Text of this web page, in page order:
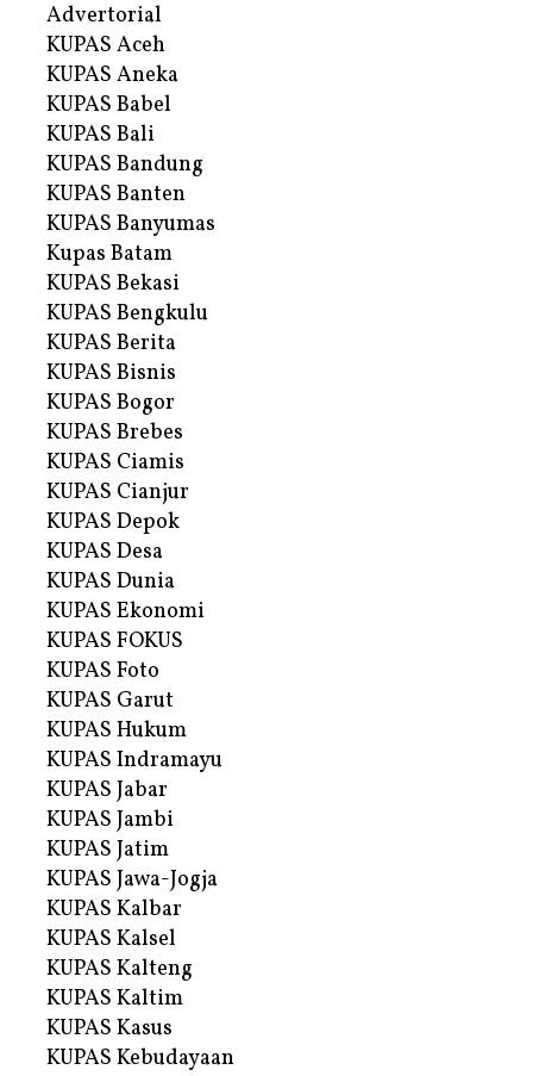
Advertorial
KUPAS Aceh
KUPAS Aneka
KUPAS Babel
KUPAS Bali
KUPAS Bandung
KUPAS Banten
KUPAS Banyumas
Kupas Batam
KUPAS Bekasi
KUPAS Bengkulu
KUPAS Berita
KUPAS Bisnis
KUPAS Bogor
KUPAS Brebes
KUPAS Ciamis
KUPAS Cianjur
KUPAS Depok
KUPAS Desa
KUPAS Dunia
KUPAS Ekonomi
KUPAS FOKUS
KUPAS Foto
KUPAS Garut
KUPAS Hukum
KUPAS Indramayu
KUPAS Jabar
KUPAS Jambi
KUPAS Jatim
KUPAS Jawa-Jogja
KUPAS Kalbar
KUPAS Kalsel
KUPAS Kalteng
KUPAS Kaltim
KUPAS Kasus
KUPAS Kebudayaan